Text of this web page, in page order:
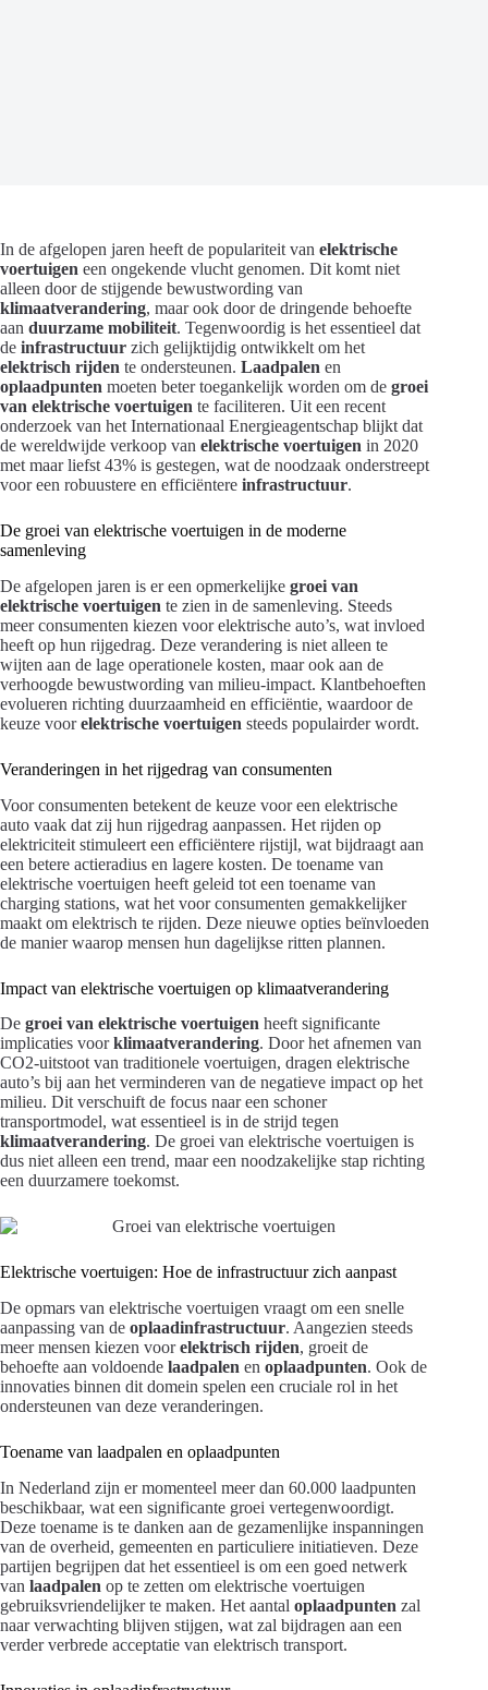
In de afgelopen jaren heeft de populariteit van elektrische
voertuigen een ongekende vlucht genomen. Dit komt niet
alleen door de stijgende bewustwording van
klimaatverandering, maar ook door de dringende behoefte
aan duurzame mobiliteit. Tegenwoordig is het essentieel dat
de infrastructuur zich gelijktijdig ontwikkelt om het
elektrisch rijden te ondersteunen. Laadpalen en
oplaadpunten moeten beter toegankelijk worden om de groei
van elektrische voertuigen te faciliteren. Uit een recent
onderzoek van het Internationaal Energieagentschap blijkt dat
de wereldwijde verkoop van elektrische voertuigen in 2020
met maar liefst 43% is gestegen, wat de noodzaak onderstreept
voor een robuustere en efficiëntere infrastructuur.
De groei van elektrische voertuigen in de moderne
samenleving
De afgelopen jaren is er een opmerkelijke groei van
elektrische voertuigen te zien in de samenleving. Steeds
meer consumenten kiezen voor elektrische auto’s, wat invloed
heeft op hun rijgedrag. Deze verandering is niet alleen te
wijten aan de lage operationele kosten, maar ook aan de
verhoogde bewustwording van milieu-impact. Klantbehoeften
evolueren richting duurzaamheid en efficiëntie, waardoor de
keuze voorelektrische voertuigen steeds populairder wordt.
Veranderingen in het rijgedrag van consumenten
Voor consumenten betekent de keuze voor een elektrische
auto vaak dat zij hun rijgedrag aanpassen. Het rijden op
elektriciteit stimuleert een efficiëntere rijstijl, wat bijdraagt aan
een betere actieradius en lagere kosten. De toename van
elektrische voertuigen heeft geleid tot een toename van
charging stations, wat het voor consumenten gemakkelijker
maakt om elektrisch te rijden. Deze nieuwe opties beïnvloeden
de manier waarop mensen hun dagelijkse ritten plannen.
Impact van elektrische voertuigen op klimaatverandering
De groei van elektrische voertuigen heeft significante
implicaties voorklimaatverandering. Door het afnemen van
CO2-uitstoot van traditionele voertuigen, dragen elektrische
auto’s bij aan het verminderen van de negatieve impact op het
milieu. Dit verschuift de focus naar een schoner
transportmodel, wat essentieel is in de strijd tegen
klimaatverandering. De groei van elektrische voertuigen is
dus niet alleen een trend, maar een noodzakelijke stap richting
een duurzamere toekomst.
Elektrische voertuigen: Hoe de infrastructuur zich aanpast
De opmars van elektrische voertuigen vraagt om een snelle
aanpassing van de oplaadinfrastructuur. Aangezien steeds
meer mensen kiezen voorelektrisch rijden, groeit de
behoefte aan voldoende laadpalen en oplaadpunten. Ook de
innovaties binnen dit domein spelen een cruciale rol in het
ondersteunen van deze veranderingen.
Toename van laadpalen en oplaadpunten
In Nederland zijn er momenteel meer dan 60.000 laadpunten
beschikbaar, wat een significante groei vertegenwoordigt.
Deze toename is te danken aan de gezamenlijke inspanningen
van de overheid, gemeenten en particuliere initiatieven. Deze
partijen begrijpen dat het essentieel is om een goed netwerk
van laadpalen op te zetten om elektrische voertuigen
gebruiksvriendelijker te maken. Het aantal oplaadpunten zal
naar verwachting blijven stijgen, wat zal bijdragen aan een
verder verbrede acceptatie van elektrisch transport.